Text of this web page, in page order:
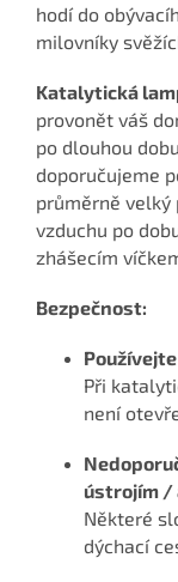
hodí do
milovníky
Katalytická
provonět váš
po dlouhou
doporučujeme
průměrně velký
vzduchu po
zhášecím
Bezpečnost:
Při
není
ústrojím /
Některé
dýchací